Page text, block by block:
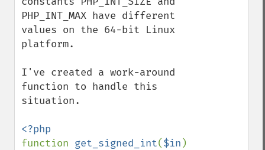
PHP_INT_MAX have different
values on the 64-bit Linux
platform.
I've created a work-around
function to handle this
situation.
function get_signed_int($in )